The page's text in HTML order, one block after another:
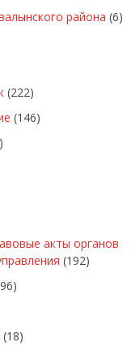
района (6)
(222)
(146)
акты органов
(192)
(18)